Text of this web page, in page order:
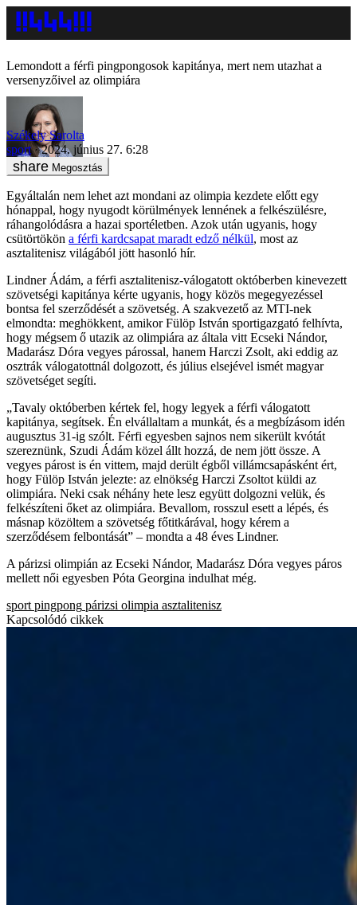
Lemondott a férfi pingpongosok kapitánya, mert nem utazhat a
versenyzőivel az olimpiára
Székely Sarolta
sport
2024. június 27. 6:28
Megosztás
Egyáltalán nem lehet azt mondani az olimpia kezdete előtt egy
hónappal, hogy nyugodt körülmények lennének a felkészülésre,
ráhangolódásra a hazai sportéletben. Azok után ugyanis, hogy
csütörtökön a férfi kardcsapat maradt edző nélkül, most az
asztalitenisz világából jött hasonló hír.
Lindner Ádám, a férfi asztalitenisz-válogatott októberben kinevezett
szövetségi kapitánya kérte ugyanis, hogy közös megegyezéssel
bontsa fel szerződését a szövetség. A szakvezető az MTI-nek
elmondta: meghökkent, amikor Fülöp István sportigazgató felhívta,
hogy mégsem ő utazik az olimpiára az általa vitt Ecseki Nándor,
Madarász Dóra vegyes párossal, hanem Harczi Zsolt, aki eddig az
osztrák válogatottnál dolgozott, és július elsejével ismét magyar
szövetséget segíti.
„Tavaly októberben kértek fel, hogy legyek a férfi válogatott
kapitánya, segítsek. Én elvállaltam a munkát, és a megbízásom idén
augusztus 31-ig szólt. Férfi egyesben sajnos nem sikerült kvótát
szereznünk, Szudi Ádám közel állt hozzá, de nem jött össze. A
vegyes párost is én vittem, majd derült égből villámcsapásként ért,
hogy Fülöp István jelezte: az elnökség Harczi Zsoltot küldi az
olimpiára. Neki csak néhány hete lesz együtt dolgozni velük, és
felkészíteni őket az olimpiára. Bevallom, rosszul esett a lépés, és
másnap közöltem a szövetség főtitkárával, hogy kérem a
szerződésem felbontását” – mondta a 48 éves Lindner.
A párizsi olimpián az Ecseki Nándor, Madarász Dóra vegyes páros
mellett női egyesben Póta Georgina indulhat még.
sport pingpong párizsi olimpia asztalitenisz
Kapcsolódó cikkek